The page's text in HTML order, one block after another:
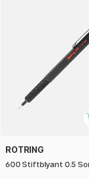
ROTRING
600 Stiftblyant 0.5